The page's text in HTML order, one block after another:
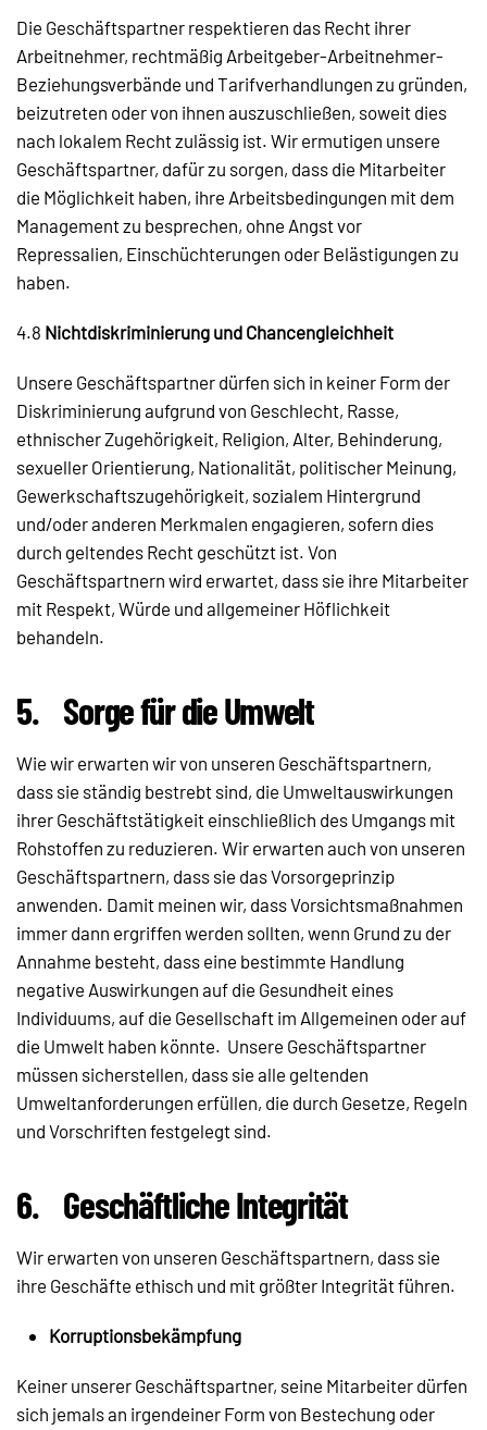
Die Geschäftspartner respektieren das Recht ihrer
Arbeitnehmer, rechtmäßig Arbeitgeber-Arbeitnehmer-
Beziehungsverbände und Tarifverhandlungen zu gründen,
beizutreten oder von ihnen auszuschließen, soweit dies
nach lokalem Recht zulässig ist. Wir ermutigen unsere
Geschäftspartner, dafür zu sorgen, dass die Mitarbeiter
die Möglichkeit haben, ihre Arbeitsbedingungen mit dem
Management zu besprechen, ohne Angst vor
Repressalien, Einschüchterungen oder Belästigungen zu
haben.
4.8 Nichtdiskriminierung und Chancengleichheit
Unsere Geschäftspartner dürfen sich in keiner Form der
Diskriminierung aufgrund von Geschlecht, Rasse,
ethnischer Zugehörigkeit, Religion, Alter, Behinderung,
sexueller Orientierung, Nationalität, politischer Meinung,
Gewerkschaftszugehörigkeit, sozialem Hintergrund
und/oder anderen Merkmalen engagieren, sofern dies
durch geltendes Recht geschützt ist. Von
Geschäftspartnern wird erwartet, dass sie ihre Mitarbeiter
mit Respekt, Würde und allgemeiner Höflichkeit
behandeln.
5. Sorge für die Umwelt
Wie wir erwarten wir von unseren Geschäftspartnern,
dass sie ständig bestrebt sind, die Umweltauswirkungen
ihrer Geschäftstätigkeit einschließlich des Umgangs mit
Rohstoffen zu reduzieren. Wir erwarten auch von unseren
Geschäftspartnern, dass sie das Vorsorgeprinzip
anwenden. Damit meinen wir, dass Vorsichtsmaßnahmen
immer dann ergriffen werden sollten, wenn Grund zu der
Annahme besteht, dass eine bestimmte Handlung
negative Auswirkungen auf die Gesundheit eines
Individuums, auf die Gesellschaft im Allgemeinen oder auf
die Umwelt haben könnte. Unsere Geschäftspartner
müssen sicherstellen, dass sie alle geltenden
Umweltanforderungen erfüllen, die durch Gesetze, Regeln
und Vorschriften festgelegt sind.
6. Geschäftliche Integrität
Wir erwarten von unseren Geschäftspartnern, dass sie
ihre Geschäfte ethisch und mit größter Integrität führen.
Korruptionsbekämpfung
Keiner unserer Geschäftspartner, seine Mitarbeiter dürfen
sich jemals an irgendeiner Form von Bestechung oder